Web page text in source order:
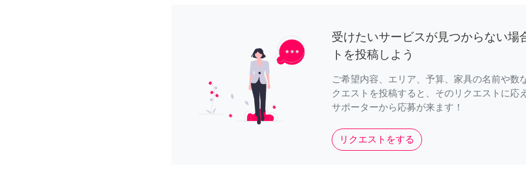
受けたいサービスが見つからない場
トを投稿しよう
ご希望内容、エリア、予算、家具の名前や数
クエストを投稿すると、そのリクエストに応
サポーターから応募が来ます！
リクエストをする